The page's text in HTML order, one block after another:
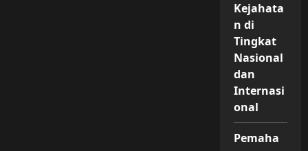
Kejahata
n di
Tingkat
Nasional
dan
Internasi
onal
Pemaha